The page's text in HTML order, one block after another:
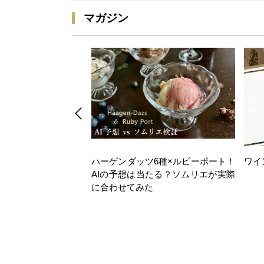
マガジン
ハーゲンダッツ6種×ルビーポート！
AIの予想は当たる？ソムリエが実際
に合わせてみた
ワ